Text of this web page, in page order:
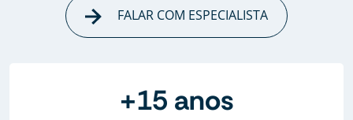
FALAR COM ESPECIALISTA
+15 anos